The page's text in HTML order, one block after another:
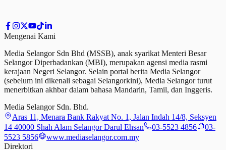
Mengenai Kami
Media Selangor Sdn Bhd (MSSB), anak syarikat Menteri Besar
Selangor Diperbadankan (MBI), merupakan agensi media rasmi
kerajaan Negeri Selangor. Selain portal berita Media Selangor
(sebelum ini dikenali sebagai Selangorkini), Media Selangor turut
menerbitkan akhbar dalam bahasa Mandarin, Tamil, dan Inggeris.
Media Selangor Sdn. Bhd.
Aras 11, Menara Bank Rakyat No. 1, Jalan Indah 14/8, Seksyen
14 40000 Shah Alam Selangor Darul Ehsan
03-5523 4856
03-
5523 5856
www.mediaselangor.com.my
Direktori